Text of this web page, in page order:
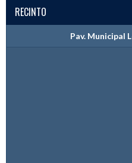
RECINTO
Pav. Municipal